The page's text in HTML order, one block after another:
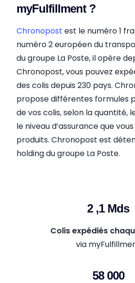
myFulfillment ?
Chronopost est le numéro 1
numéro 2 européen du
du groupe La Poste, il opère
Chronopost, vous pouvez
des colis depuis 230 pays.
propose différentes formules
de vos colis, selon la quantité,
le niveau d’assurance que
produits. Chronopost est
holding du groupe La Poste.
2 ,1 Mds
Colis expédiés
via
58 000